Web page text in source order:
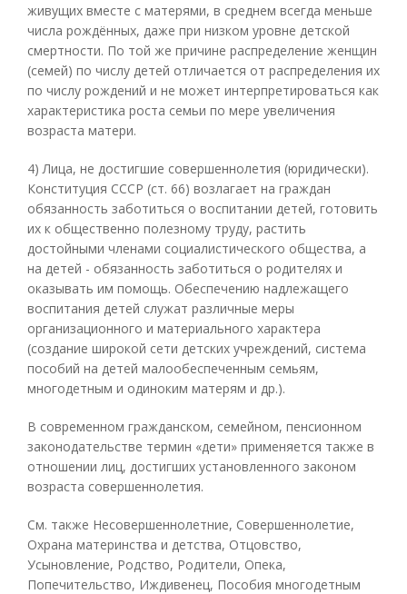
живущих вместе с матерями, в среднем всегда меньше
числа рождённых, даже при низком уровне детской
смертности. По той же причине распределение женщин
(семей) по числу детей отличается от распределения их
по числу рождений и не может интерпретироваться как
характеристика роста семьи по мере увеличения
возраста матери.
4) Лица, не достигшие совершеннолетия (юридически).
Конституция СССР (ст. 66) возлагает на граждан
обязанность заботиться о воспитании детей, готовить
их к общественно полезному труду, растить
достойными членами социалистического общества, а
на детей - обязанность заботиться о родителях и
оказывать им помощь. Обеспечению надлежащего
воспитания детей служат различные меры
организационного и материального характера
(создание широкой сети детских учреждений, система
пособий на детей малообеспеченным семьям,
многодетным и одиноким матерям и др.).
В современном гражданском, семейном, пенсионном
законодательстве термин «дети» применяется также в
отношении лиц, достигших установленного законом
возраста совершеннолетия.
См. также Несовершеннолетние, Совершеннолетие,
Охрана материнства и детства, Отцовство,
Усыновление, Родство, Родители, Опека,
Попечительство, Иждивенец, Пособия многодетным